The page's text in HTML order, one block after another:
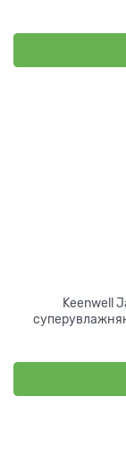
Keenwell